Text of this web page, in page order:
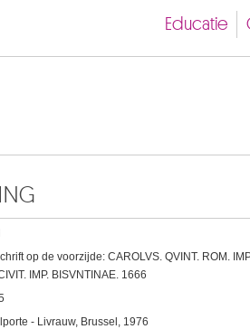
Educatie
op de voorzijde: CAROLVS. QVINT. ROM.
IMP. BISVNTINAE. 1666
- Livrauw, Brussel, 1976